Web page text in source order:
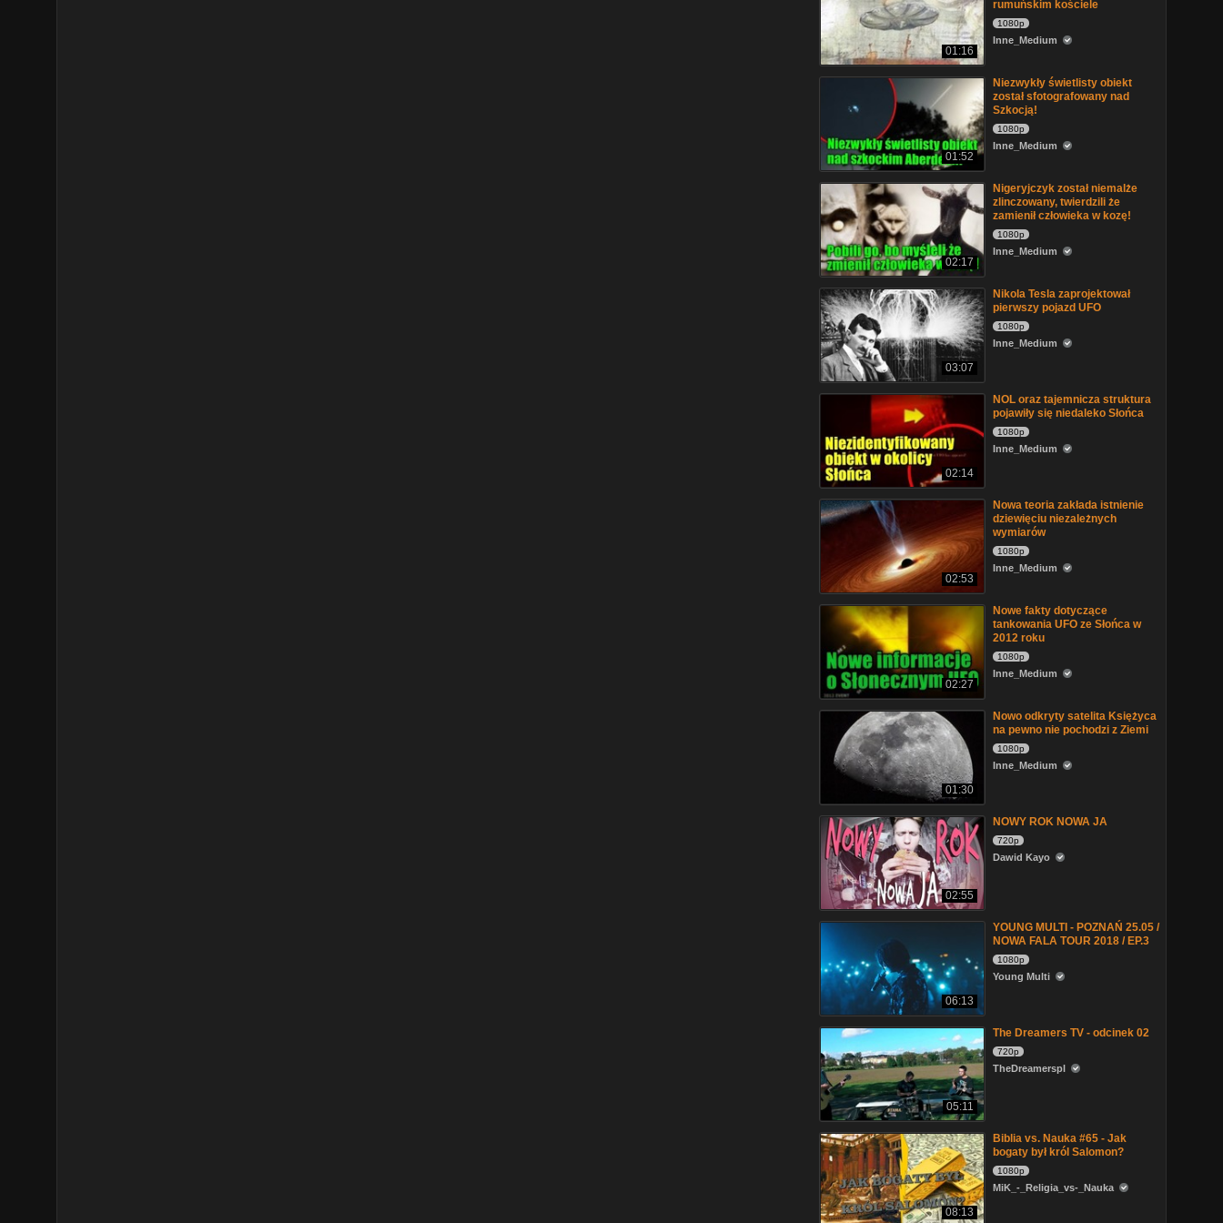
01:16
rumuńskim kościele
1080p
Inne_Medium
01:52
Niezwykły świetlisty obiekt
został sfotografowany nad
Szkocją!
1080p
Inne_Medium
02:17
Nigeryjczyk został niemalże
zlinczowany, twierdzili że
zamienił człowieka w kozę!
1080p
Inne_Medium
03:07
Nikola Tesla zaprojektował
pierwszy pojazd UFO
1080p
Inne_Medium
02:14
NOL oraz tajemnicza struktura
pojawiły się niedaleko Słońca
1080p
Inne_Medium
02:53
Nowa teoria zakłada istnienie
dziewięciu niezależnych
wymiarów
1080p
Inne_Medium
02:27
Nowe fakty dotyczące
tankowania UFO ze Słońca w
2012 roku
1080p
Inne_Medium
01:30
Nowo odkryty satelita Księżyca
na pewno nie pochodzi z Ziemi
1080p
Inne_Medium
02:55
NOWY ROK NOWA JA
720p
Dawid Kayo
06:13
YOUNG MULTI - POZNAŃ 25.05 /
NOWA FALA TOUR 2018 / EP.3
1080p
Young Multi
05:11
The Dreamers TV - odcinek 02
720p
TheDreamerspl
08:13
Biblia vs. Nauka #65 - Jak
bogaty był król Salomon?
1080p
MiK_-_Religia_vs-_Nauka